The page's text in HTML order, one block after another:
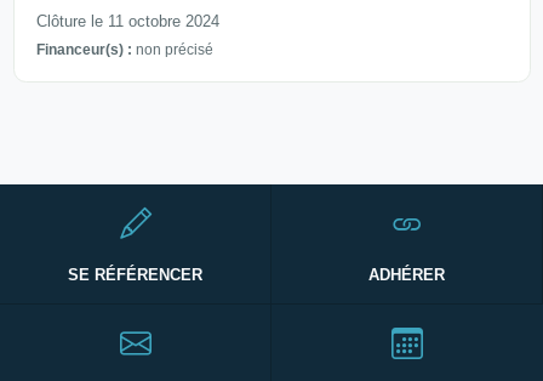
Clôture le 11 octobre 2024
Financeur(s) : non précisé
SE RÉFÉRENCER ADHÉRER